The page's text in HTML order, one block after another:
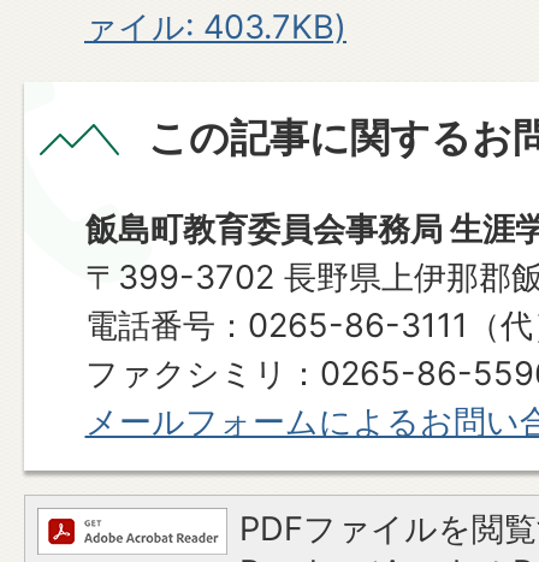
ァイル: 403.7KB)
この記事に関するお
飯島町教育委員会事務局 生涯
〒399-3702 長野県上伊那郡
電話番号：0265-86-3111（代
ファクシミリ：0265-86-
メールフォームによるお問い
PDFファイルを閲